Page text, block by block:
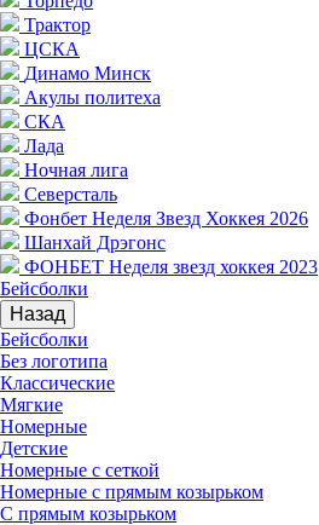
Трактор
ЦСКА
Динамо Минск
Акулы политеха
СКА
Лада
Ночная лига
Северсталь
Фонбет Неделя Звезд Хоккея 2026
Шанхай Дрэгонс
ФОНБЕТ Неделя звезд хоккея 2023
Бейсболки
Назад
Бейсболки
Без логотипа
Классические
Мягкие
Номерные
Детские
Номерные с сеткой
Номерные с прямым козырьком
С прямым козырьком